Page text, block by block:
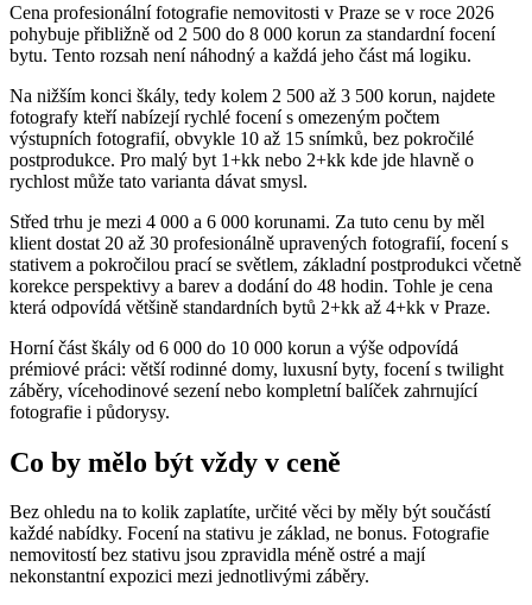
Cena profesionální fotografie nemovitosti v Praze se v roce 2026
pohybuje přibližně od 2 500 do 8 000 korun za standardní focení
bytu. Tento rozsah není náhodný a každá jeho část má logiku.
Na nižším konci škály, tedy kolem 2 500 až 3 500 korun, najdete
fotografy kteří nabízejí rychlé focení s omezeným počtem
výstupních fotografií, obvykle 10 až 15 snímků, bez pokročilé
postprodukce. Pro malý byt 1+kk nebo 2+kk kde jde hlavně o
rychlost může tato varianta dávat smysl.
Střed trhu je mezi 4 000 a 6 000 korunami. Za tuto cenu by měl
klient dostat 20 až 30 profesionálně upravených fotografií, focení s
stativem a pokročilou prací se světlem, základní postprodukci včetně
korekce perspektivy a barev a dodání do 48 hodin. Tohle je cena
která odpovídá většině standardních bytů 2+kk až 4+kk v Praze.
Horní část škály od 6 000 do 10 000 korun a výše odpovídá
prémiové práci: větší rodinné domy, luxusní byty, focení s twilight
záběry, vícehodinové sezení nebo kompletní balíček zahrnující
fotografie i půdorysy.
Co by mělo být vždy v ceně
Bez ohledu na to kolik zaplatíte, určité věci by měly být součástí
každé nabídky. Focení na stativu je základ, ne bonus. Fotografie
nemovitostí bez stativu jsou zpravidla méně ostré a mají
nekonstantní expozici mezi jednotlivými záběry.